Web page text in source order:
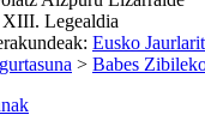
XIII. Legealdia
: Eusko
> Babes